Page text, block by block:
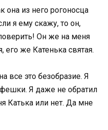
она из него рогоносца
я ему скажу, то он,
Он же на меня
его же Катенька святая.
все это безобразие. Я
Я даже не обратил
Катька или нет. Да мне